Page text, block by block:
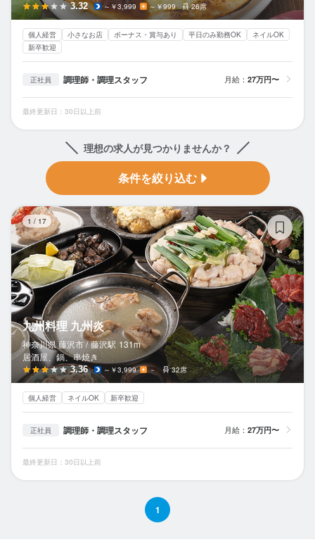
3.32 ～￥3,999 ～￥999 26席
個人経営 小さなお店 ボーナス・賞与あり 平日のみ勤務OK
ネイルOK
新卒歓迎
正社員 調理師・調理スタッフ 月給： 27万円〜
最終更新日：30日以上前
理想の求人が見つかりませんか？
条件を絞り込む
1 / 17
九州料理 九州炎
神奈川県 藤沢市 / 藤沢駅 131m
居酒屋、鍋、串焼き
3.36 ～￥3,999 － 32席
個人経営 ネイルOK 新卒歓迎
正社員 調理師・調理スタッフ 月給： 27万円〜
最終更新日：30日以上前
1